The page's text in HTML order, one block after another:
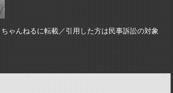
ゃんねるに転載／引用した方は民事訴訟の対象